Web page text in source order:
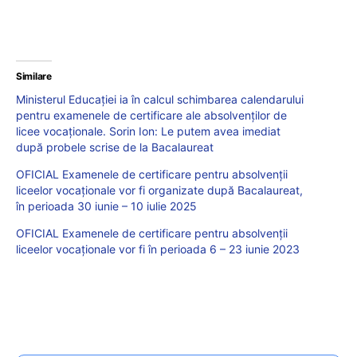
Similare
Ministerul Educației ia în calcul schimbarea calendarului
pentru examenele de certificare ale absolvenților de
licee vocaționale. Sorin Ion: Le putem avea imediat
după probele scrise de la Bacalaureat
OFICIAL Examenele de certificare pentru absolvenții
liceelor vocaționale vor fi organizate după Bacalaureat,
în perioada 30 iunie – 10 iulie 2025
OFICIAL Examenele de certificare pentru absolvenții
liceelor vocaționale vor fi în perioada 6 – 23 iunie 2023